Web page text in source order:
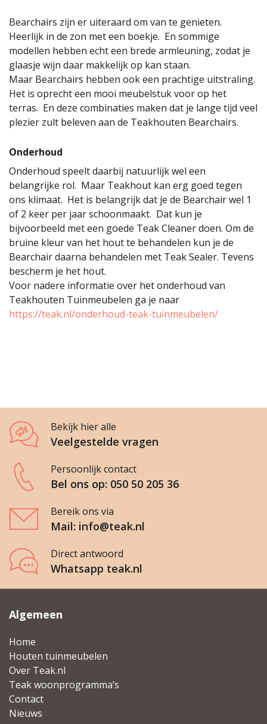
Bearchairs zijn er uiteraard om van te genieten.
Heerlijk in de zon met een boekje. En sommige
modellen hebben echt een brede armleuning, zodat je
glaasje wijn daar makkelijk op kan staan.
Maar Bearchairs hebben ook een prachtige uitstraling.
Het is oprecht een mooi meubelstuk voor op het
terras. En deze combinaties maken dat je lange tijd veel
plezier zult beleven aan de Teakhouten Bearchairs.
Onderhoud
Onderhoud speelt daarbij natuurlijk wel een
belangrijke rol. Maar Teakhout kan erg goed tegen
ons klimaat. Het is belangrijk dat je de Bearchair wel 1
of 2 keer per jaar schoonmaakt. Dat kun je
bijvoorbeeld met een goede Teak Cleaner doen. Om de
bruine kleur van het hout te behandelen kun je de
Bearchair daarna behandelen met Teak Sealer. Tevens
bescherm je het hout.
Voor nadere informatie over het onderhoud van
Teakhouten Tuinmeubelen ga je naar
https://teak.nl/onderhoud-teak-tuinmeubelen/
Bekijk hier alle
Veelgestelde vragen
Persoonlijk contact
Bel ons op: 050 50 205 36
Bereik ons via
Mail: info@teak.nl
Direct antwoord
Whatsapp teak.nl
Algemeen
Home
Houten tuinmeubelen
Over Teak.nl
Teak woonprogramma’s
Contact
Nieuws